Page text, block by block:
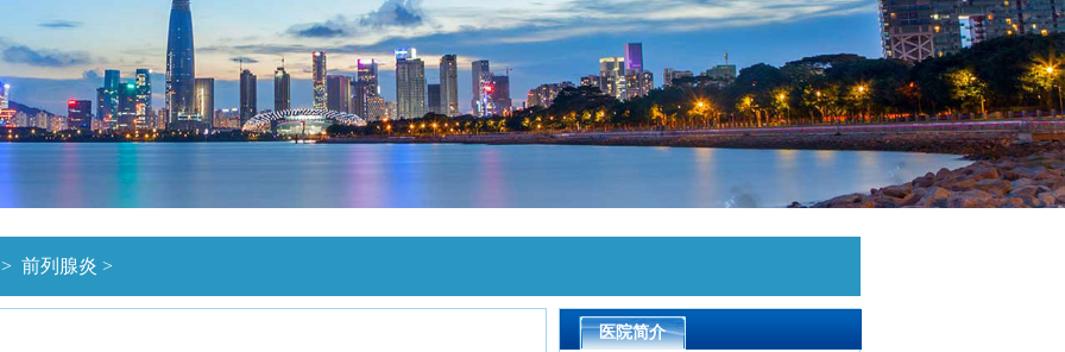
> 前列腺炎 >
医院简介